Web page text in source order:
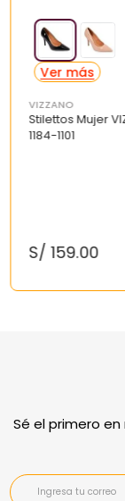
VIZZANO
Stilettos Mujer
1184-1101
S/ 159.00